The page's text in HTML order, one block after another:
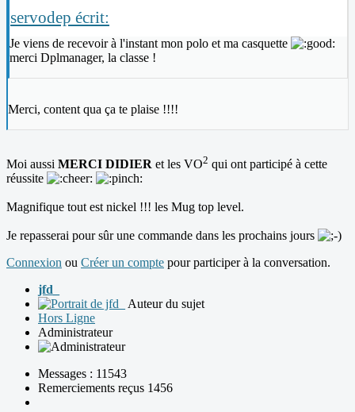
servodep écrit:
Je viens de recevoir à l'instant mon polo et ma casquette
merci Dplmanager, la classe !
Merci, content qua ça te plaise !!!!
Moi aussi MERCI DIDIER et les VO2 qui ont participé à cette
réussite
Magnifique tout est nickel !!! les Mug top level.
Je repasserai pour sûr une commande dans les prochains jours
Connexion ou Créer un compte pour participer à la conversation.
jfd_
Auteur du sujet
Hors Ligne
Administrateur
Messages : 11543
Remerciements reçus 1456